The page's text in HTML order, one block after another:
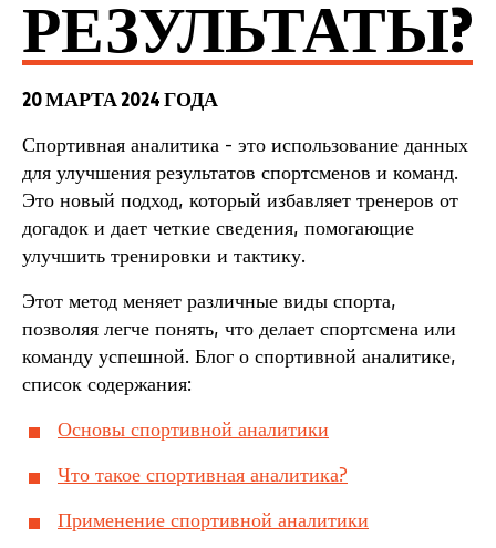
РЕЗУЛЬТАТЫ?
20 МАРТА 2024 ГОДА
Спортивная аналитика - это использование данных
для улучшения результатов спортсменов и команд.
Это новый подход, который избавляет тренеров от
догадок и дает четкие сведения, помогающие
улучшить тренировки и тактику.
Этот метод меняет различные виды спорта,
позволяя легче понять, что делает спортсмена или
команду успешной. Блог о спортивной аналитике,
список содержания:
Основы спортивной аналитики
Что такое спортивная аналитика?
Применение спортивной аналитики